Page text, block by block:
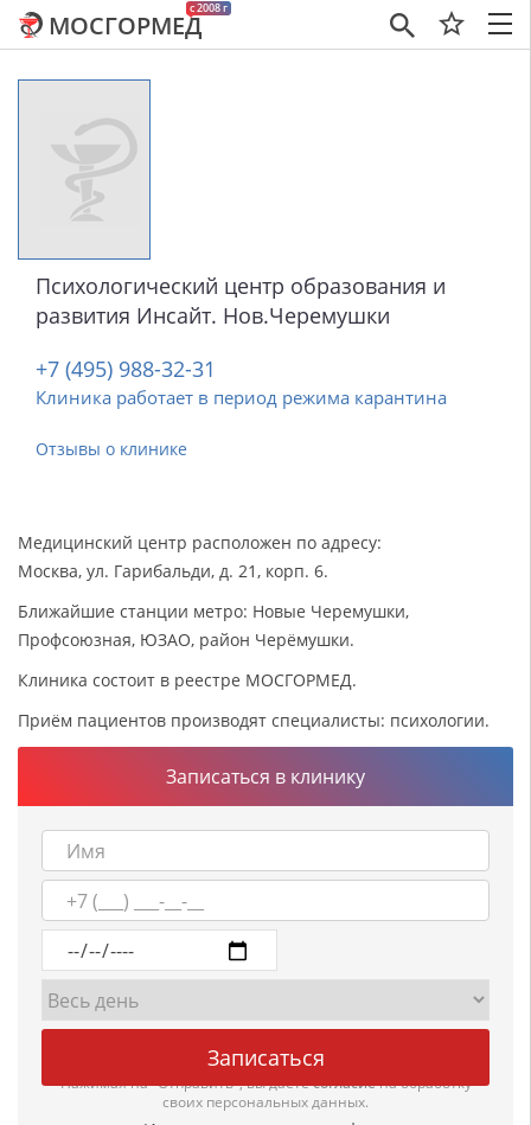
×
c 2008 г
МОСГОРМЕД
Психологический центр образования и
развития Инсайт. Нов.Черемушки
+7 (495) 988-32-31
Клиника работает в период режима карантина
Отзывы о клинике
Медицинский центр расположен по адресу:
Москва, ул. Гарибальди, д. 21, корп. 6.
Ближайшие станции метро: Новые Черемушки,
Профсоюзная, ЮЗАО, район Черёмушки.
Клиника состоит в реестре МОСГОРМЕД.
Приём пациентов производят специалисты: психологии.
Записаться в клинику
Нажимая на "Отправить", вы даетесогласиена обработку
своих персональных данных.